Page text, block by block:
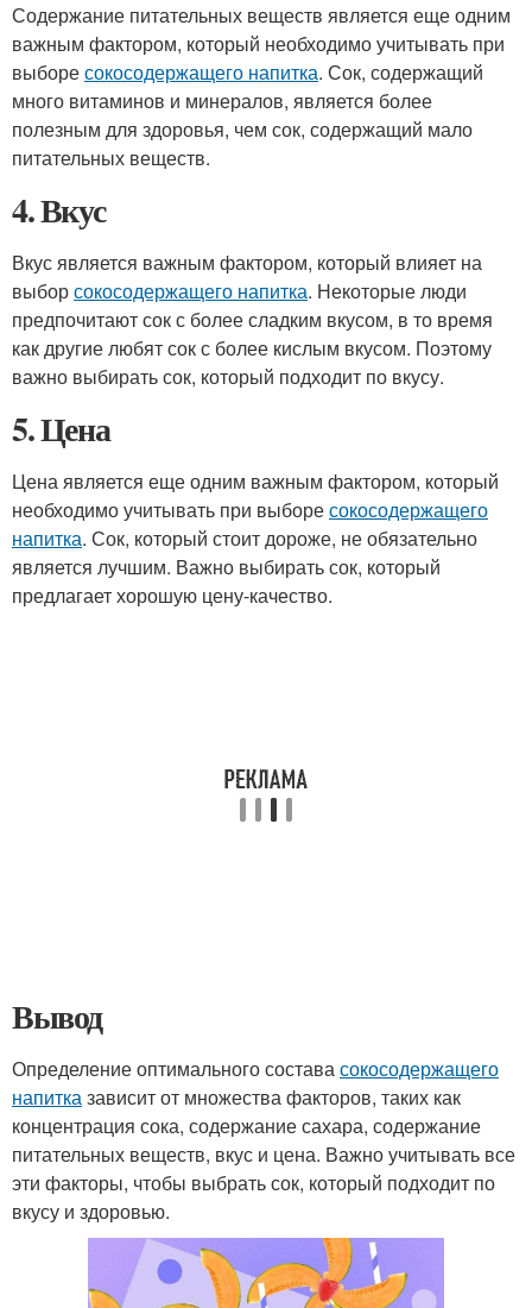
Содержание питательных веществ является еще одним
важным фактором, который необходимо учитывать при
выборесокосодержащего напитка. Сок, содержащий
много витаминов и минералов, является более
полезным для здоровья, чем сок, содержащий мало
питательных веществ.
4. Вкус
Вкус является важным фактором, который влияет на
выборсокосодержащего напитка. Некоторые люди
предпочитают сок с более сладким вкусом, в то время
как другие любят сок с более кислым вкусом. Поэтому
важно выбирать сок, который подходит по вкусу.
5. Цена
Цена является еще одним важным фактором, который
необходимо учитывать при выборесокосодержащего
напитка. Сок, который стоит дороже, не обязательно
является лучшим. Важно выбирать сок, который
предлагает хорошую цену-качество.
Вывод
Определение оптимального составасокосодержащего
напитказависит от множества факторов, таких как
концентрация сока, содержание сахара, содержание
питательных веществ, вкус и цена. Важно учитывать все
эти факторы, чтобы выбрать сок, который подходит по
вкусу и здоровью.